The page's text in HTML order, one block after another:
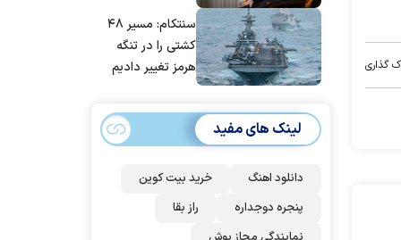
گذاری
مردم ایران استسنتکام: مسیر ۴۸
کشتی را در تنگه
هرمز تغییر دادیم
لینک های مفید
دانلود اهنگ
خرید بیت کوین
پنجره دوجداره
راز بقا